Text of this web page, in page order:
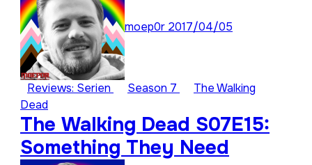
moep0r 2017/04/05
Reviews: Serien Season 7
The Walking
Dead
The Walking Dead S07E15:
Something They Need